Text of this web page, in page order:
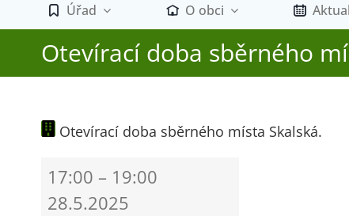
Úřad O obci
Otevírací doba sběrného
Otevírací doba sběrného místa Skalská.
doba
sběrného
17:00 – 19:00
28.5.2025